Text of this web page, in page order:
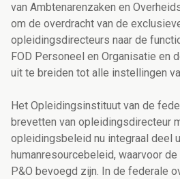
van Ambtenarenzaken en
om de overdracht van de
opleidingsdirecteurs naar de
FOD Personeel en Organisatie en
uit te breiden tot alle instellingen
Het Opleidingsinstituut van de
brevetten van opleidingsdirecteur
opleidingsbeleid nu integraal deel
humanresourcebeleid, waarvoor
P&O bevoegd zijn. In de federale